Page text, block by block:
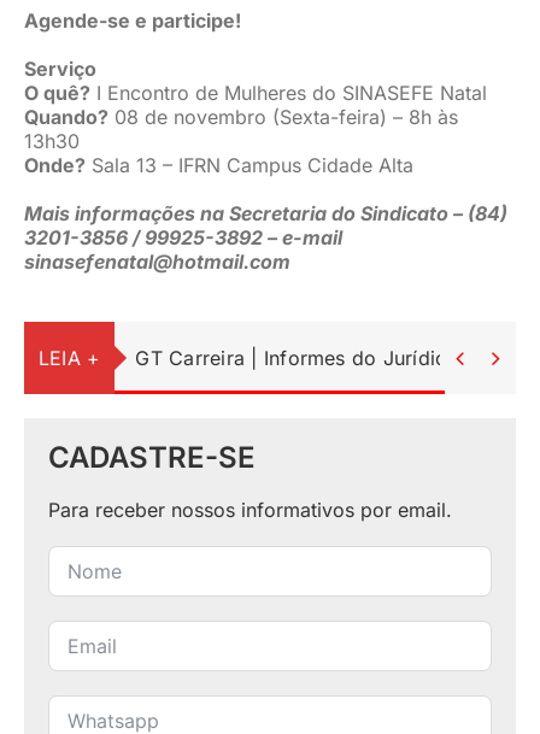
Agende-se e participe!
Serviço
O quê? I Encontro de Mulheres do SINASEFE Natal
Quando? 08 de novembro (Sexta-feira) – 8h às
13h30
Onde? Sala 13 – IFRN Campus Cidade Alta
Mais informações na Secretaria do Sindicato – (84)
3201-3856 / 99925-3892 – e-mail
sinasefenatal@hotmail.com
LEIA + GT Carreira | Informes do Jurídico 
CADASTRE-SE
Para receber nossos informativos por email.